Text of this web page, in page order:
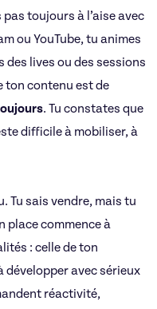
toujours à l’aise avec
ou YouTube, tu animes
des lives ou des sessions
ton contenu est de
. Tu constates que
difficile à mobiliser, à
Tu sais vendre, mais tu
place commence à
: celle de ton
développer avec sérieux
réactivité,